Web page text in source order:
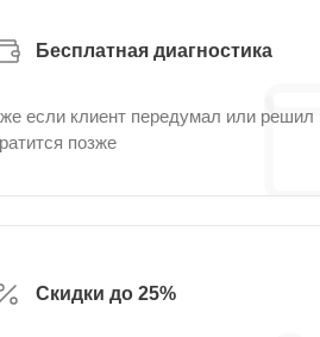
Бесплатная диагностика
если клиент передумал или решил
позже
Скидки до 25%